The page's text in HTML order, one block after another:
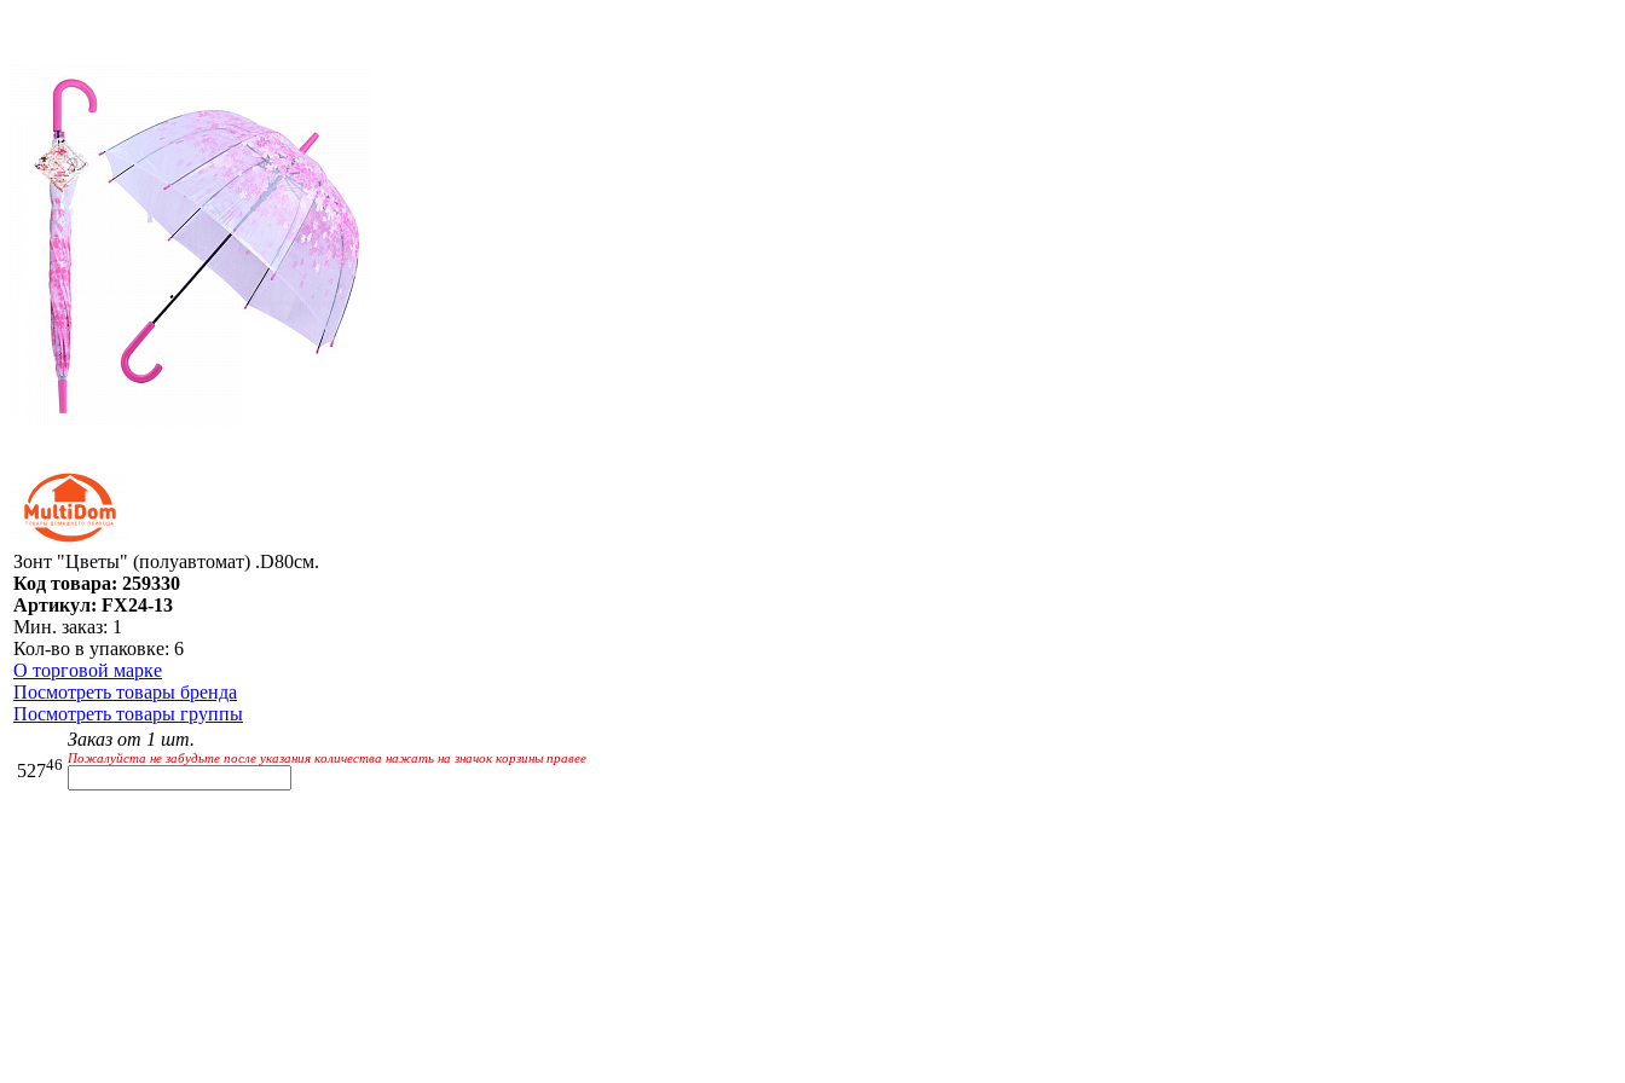
Зонт "Цветы" (полуавтомат) .D80см.
Код товара: 259330
Артикул: FX24-13
Мин. заказ: 1
Кол-во в упаковке: 6
О торговой марке
Посмотреть товары бренда
Посмотреть товары группы
52746
Заказ от 1 шт.
Пожалуйста не забудьте после указания количества нажать на значок корзины правее